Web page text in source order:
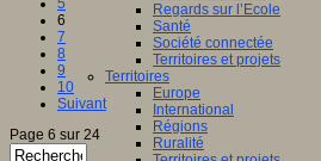
Regards sur l’Ecole
Santé
Société connectée
Territoires et projets
Territoires
Europe
International
Régions
Ruralité
6
7
8
9
10
Suivant
Page 6 sur 24